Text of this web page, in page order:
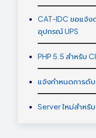
CAT-IDC ขอแจ้ง
อุปกรณ์ UPS
PHP 5.5 สำหรับ
แจ้งกำหนดการดั
Server ใหม่สำหรับ